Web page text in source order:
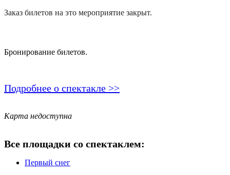
Заказ билетов на это мероприятие закрыт.
Бронирование билетов.
Подробнее о спектакле >>
Карта недоступна
Все площадки со спектаклем:
Первый снег